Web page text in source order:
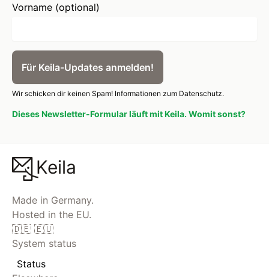
Vorname (optional)
Für Keila-Updates anmelden!
Wir schicken dir keinen Spam! Informationen zum Datenschutz.
Dieses Newsletter-Formular läuft mit Keila. Womit sonst?
Keila
Made in Germany.
Hosted in the EU.
🇩🇪 🇪🇺
System status
Status